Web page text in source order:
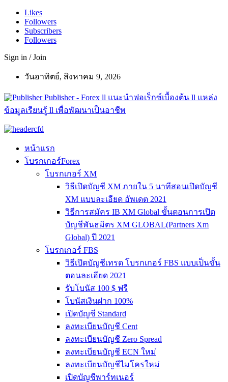
Likes
Followers
Subscribers
Followers
Sign in / Join
วันอาทิตย์, สิงหาคม 9, 2026
Publisher - Forex ll แนะนำฟอเร็กซ์เบื้องต้น ll แหล่ง
ข้อมูลเรียนรู้ ll เพื่อพัฒนาเป็นอาชีพ
หน้าแรก
โบรกเกอร์Forex
โบรกเกอร์ XM
วิธีเปิดบัญชี XM ภายใน 5 นาทีสอนเปิดบัญชี
XM แบบละเอียด อัพเดต 2021
วิธีการสมัคร IB XM Global ขั้นตอนการเปิด
บัญชีพันธมิตร XM GLOBAL(Partners Xm
Global) ปี 2021
โบรกเกอร์ FBS
วิธีเปิดบัญชีเทรด โบรกเกอร์ FBS แบบเป็นขั้น
ตอนละเอียด 2021
รับโบนัส 100 $ ฟรี
โบนัสเงินฝาก 100%
เปิดบัญชี Standard
ลงทะเบียนบัญชี Cent
ลงทะเบียนบัญชี Zero Spread
ลงทะเบียนบัญชี ECN ใหม่
ลงทะเบียนบัญชีไมโครใหม่
เปิดบัญชีพาร์ทเนอร์